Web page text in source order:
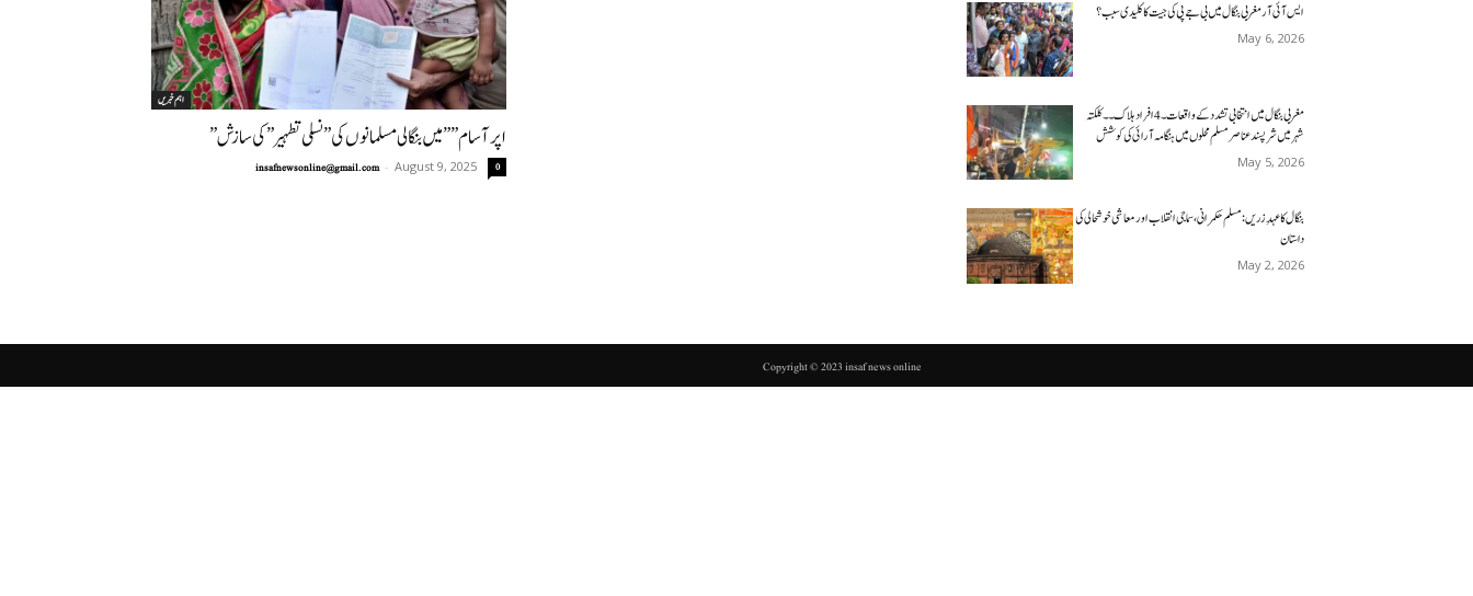
اہم خبریں
”اپر آسام”” میں بنگالی مسلمانوں کی ”نسلی تطہیر” کی سازش
insafnewsonline@gmail.com - August 9, 2025 0
ایس آئی آر مغربی بنگال میں بی جے پی کی جیت کا کلیدی سبب؟
May 6, 2026
مغربی بنگال میں انتخابی تشدد کے واقعات۔4افراد ہلاک۔۔کلکتہ
شہر میں شرپسندعناصر مسلم محلوں میں ہنگامہ آرائی کی کوشش
May 5, 2026
بنگال کا عہدِ زریں: مسلم حکمرانی، سماجی انقلاب اور معاشی خوشحالی کی
داستان
May 2, 2026
Copyright © 2023 insaf news online